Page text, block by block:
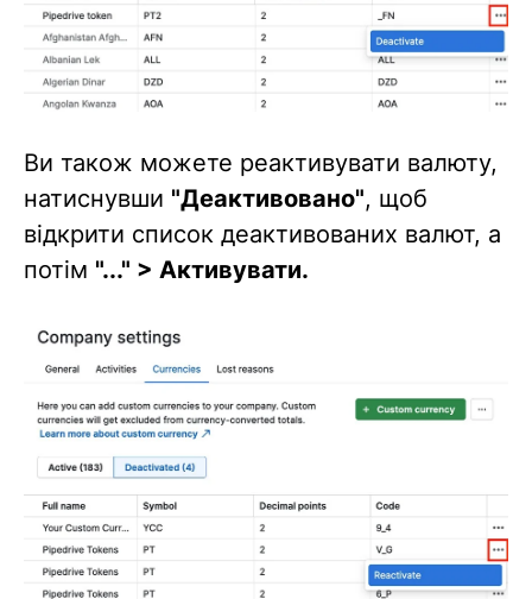
Ви також можете реактивувати валюту,
натиснувши "Деактивовано", щоб
відкрити список деактивованих валют, а
потім "..." > Активувати.